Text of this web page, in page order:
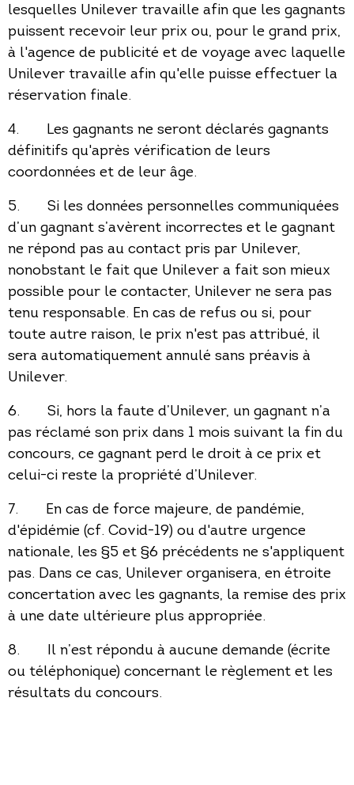
lesquelles Unilever travaille afin que les gagnants
puissent recevoir leur prix ou, pour le grand prix,
à l'agence de publicité et de voyage avec laquelle
Unilever travaille afin qu'elle puisse effectuer la
réservation finale.
4. Les gagnants ne seront déclarés gagnants
définitifs qu'après vérification de leurs
coordonnées et de leur âge.
5. Si les données personnelles communiquées
d’un gagnant s’avèrent incorrectes et le gagnant
ne répond pas au contact pris par Unilever,
nonobstant le fait que Unilever a fait son mieux
possible pour le contacter, Unilever ne sera pas
tenu responsable. En cas de refus ou si, pour
toute autre raison, le prix n'est pas attribué, il
sera automatiquement annulé sans préavis à
Unilever.
6. Si, hors la faute d’Unilever, un gagnant n’a
pas réclamé son prix dans 1 mois suivant la fin du
concours, ce gagnant perd le droit à ce prix et
celui-ci reste la propriété d’Unilever.
7. En cas de force majeure, de pandémie,
d'épidémie (cf. Covid-19) ou d'autre urgence
nationale, les §5 et §6 précédents ne s'appliquent
pas. Dans ce cas, Unilever organisera, en étroite
concertation avec les gagnants, la remise des prix
à une date ultérieure plus appropriée.
8. Il n’est répondu à aucune demande (écrite
ou téléphonique) concernant le règlement et les
résultats du concours.